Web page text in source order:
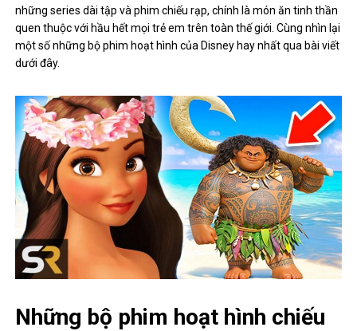
những series dài tập và phim chiếu rạp, chính là món ăn tinh thần
quen thuộc với hầu hết mọi trẻ em trên toàn thế giới. Cùng nhìn lại
một số những bộ phim hoạt hình của Disney hay nhất qua bài viết
dưới đây.
Những bộ phim hoạt hình chiếu